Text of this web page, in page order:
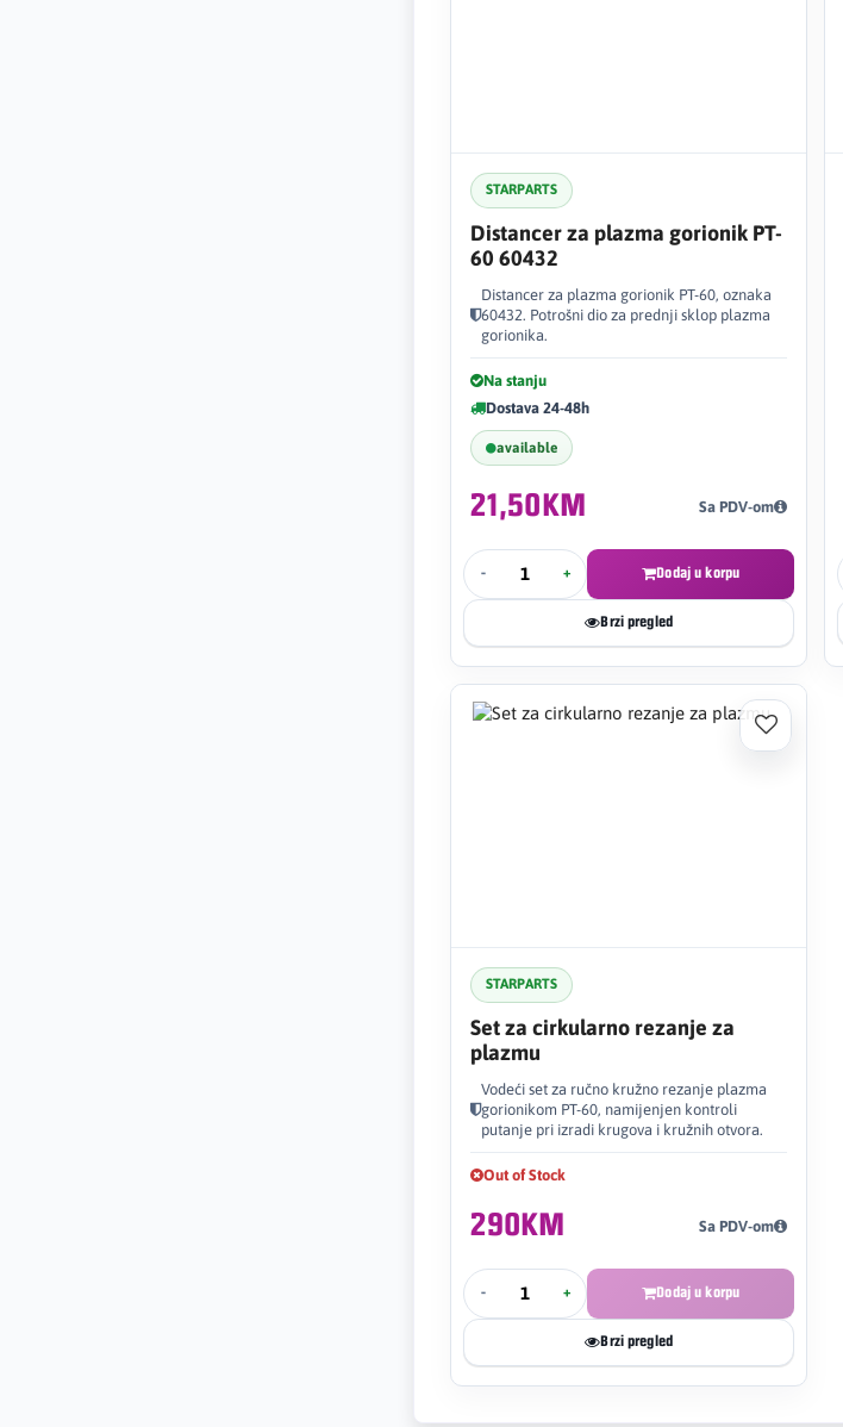
STARPARTS
Distancer za plazma gorionik PT-
60 60432
Distancer za plazma gorionik PT-60, oznaka
60432. Potrošni dio za prednji sklop plazma
gorionika.
Na stanju
Dostava 24-48h
available
21,50KM Sa PDV-om
- + Dodaj u korpu
Brzi pregled
STARPARTS
Set za cirkularno rezanje za
plazmu
Vodeći set za ručno kružno rezanje plazma
gorionikom PT-60, namijenjen kontroli
putanje pri izradi krugova i kružnih otvora.
Out of Stock
290KM Sa PDV-om
- + Dodaj u korpu
Brzi pregled